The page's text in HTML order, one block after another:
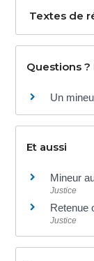
Textes de
Questions ?
Un
Et aussi
Mineur
Justice
Retenue
Justice